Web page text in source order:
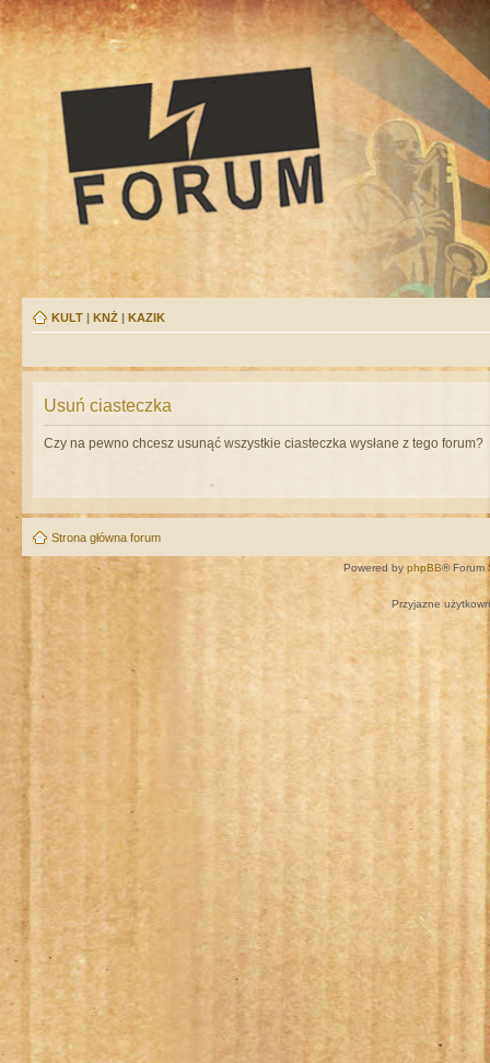
KULT | KNŻ | KAZIK
Usuń ciasteczka
Czy na pewno chcesz usunąć wszystkie ciasteczka wysłane z tego forum?
Strona główna forum
Powered by phpBB® Forum
Przyjazne